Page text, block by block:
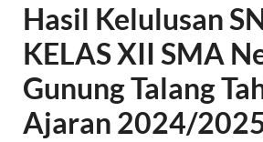
Hasil Kelulusan
KELAS XII SMA
Gunung Talang
Ajaran 2024/